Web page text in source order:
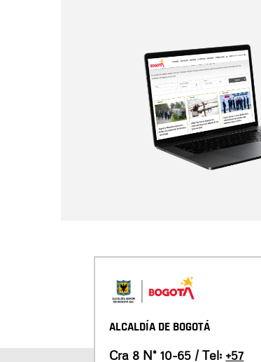
ALCALDÍA DE BOGOTÁ
Cra 8 N° 10-65 / Tel: +57